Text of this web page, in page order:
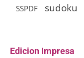
SSPDF sudoku
Edicion Impresa